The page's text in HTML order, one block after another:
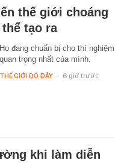
thế giới choáng
tạo ra
Họ đang chuẩn bị cho thí nghiệm
quan trọng nhất của mình.
THẾ GIỚI ĐÓ ĐÂY - 6 giờ trước
khi làm diễn